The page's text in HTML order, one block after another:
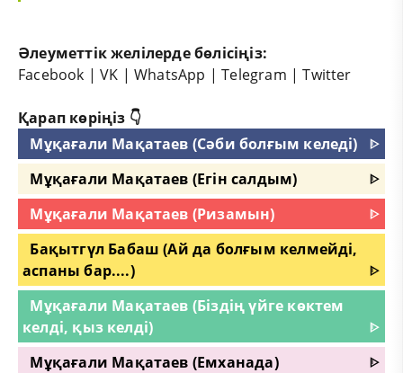
Әлеуметтік желілерде бөлісіңіз:
Facebook |VK |WhatsApp |Telegram |Twitter
Қарап көріңіз 👇
Мұқағали Мақатаев (Сәби болғым келеді)
ᐈ
Мұқағали Мақатаев (Егін салдым)
ᐈ
Мұқағали Мақатаев (Ризамын)
ᐈ
Бақытгүл Бабаш (Ай да болғым келмейді,
аспаны бар....)
ᐈ
Мұқағали Мақатаев (Біздің үйге көктем
келді, қыз келді)
ᐈ
Мұқағали Мақатаев (Емханада)
ᐈ